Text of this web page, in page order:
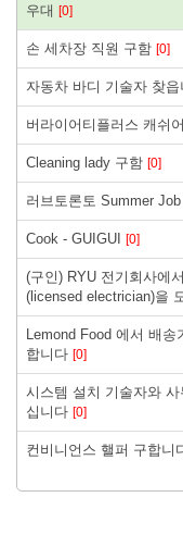
우대 [0]
손 세차장 직원 구함 [0]
자동차 바디 기술자 찾읍
버라이어티플러스 캐쉬
Cleaning lady 구함 [0]
러브토론토 Summer
Cook - GUIGUI [0]
(구인) RYU 전기회사에
(licensed electrician)을
Lemond Food 에서 배송
합니다 [0]
시스템 설치 기술자와 사
십니다 [0]
컨비니언스 핼퍼 구합니